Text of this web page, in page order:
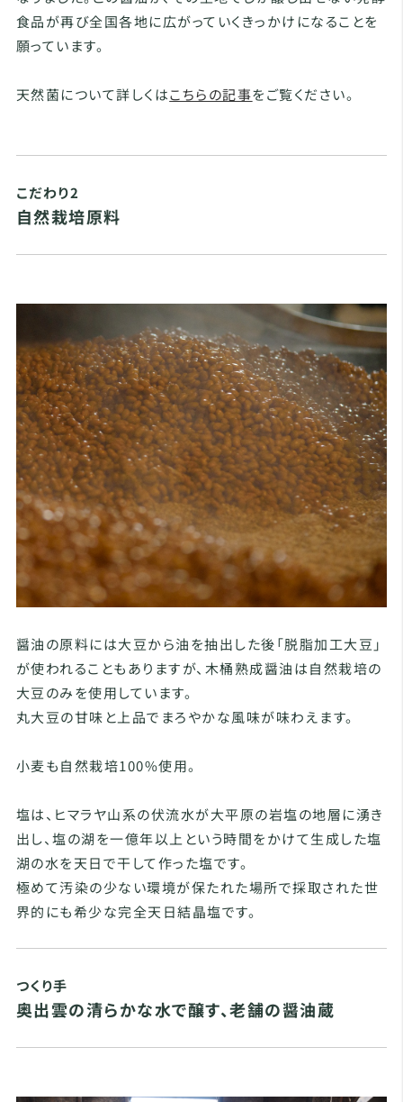
食品が再び全国各地に広がっていくきっかけになることを
願っています。
天然菌について詳しくはこちらの記事をご覧ください。
こだわり2
自然栽培原料
醤油の原料には大豆から油を抽出した後「脱脂加工大豆」
が使われることもありますが、木桶熟成醤油は自然栽培の
大豆のみを使用しています。
丸大豆の甘味と上品でまろやかな風味が味わえます。
小麦も自然栽培100%使用。
塩は、ヒマラヤ山系の伏流水が大平原の岩塩の地層に湧き
出し、塩の湖を一億年以上という時間をかけて生成した塩
湖の水を天日で干して作った塩です。
極めて汚染の少ない環境が保たれた場所で採取された世
界的にも希少な完全天日結晶塩です。
つくり手
奥出雲の清らかな水で醸す、老舗の醤油蔵